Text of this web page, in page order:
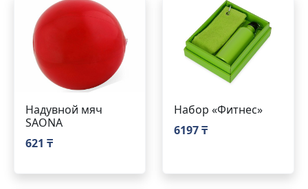
Надувной мяч
SAONA
621 ₸
Набор «Фитнес»
6197 ₸